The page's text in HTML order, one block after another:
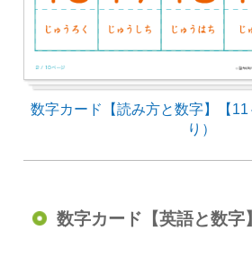
数字カード【読み方と数字】【
り）
数字カード【英語と数字